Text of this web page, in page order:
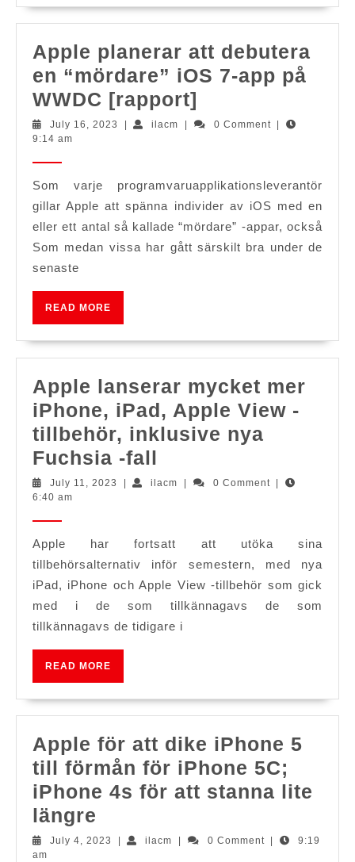
hur
man
Apple planerar att debutera
en “mördare” iOS 7-app på
WWDC [rapport]
planerar
en
“mördare”
iOS
WWDC
[rapport]
July 16, 2023 July
ilacm ilacm 0 Comment
9:14 am
Som varje programvaruapplikationsleverantör
gillar Apple att spänna individer av iOS med en
eller ett antal så kallade “mördare” -appar, också
Som medan vissa har gått särskilt bra under de
senaste
READ MORE
Apple lanserar mycket mer
iPhone, iPad, Apple View -
tillbehör, inklusive nya
Fuchsia -fall
lanserar
iPhone,
iPad,
Apple
View
inklusive
nya
Fuchsia
-
fall
July 11, 2023 July
| ilacm ilacm
| 0 Comment
|
6:40 am
Apple har fortsatt att utöka sina
tillbehörsalternativ inför semestern, med nya
iPad, iPhone och Apple View -tillbehör som gick
med i de som tillkännagavs de som
tillkännagavs de tidigare i
READ MORE
Apple för att dike iPhone 5
till förmån för iPhone 5C;
iPhone 4s för att stanna lite
längre
för
July 4, 2023 July
ilacm ilacm 0 Comment
9:19
am